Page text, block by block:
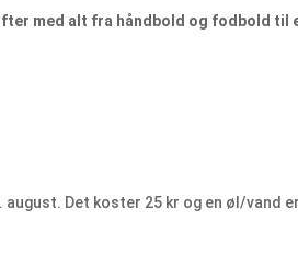
med alt fra håndbold og fodbold til
Det koster 25 kr og en øl/vand